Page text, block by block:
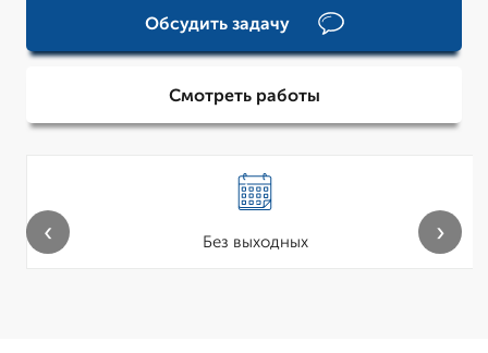
Обсудить задачу
Смотреть работы
Без выходных
‹ ›